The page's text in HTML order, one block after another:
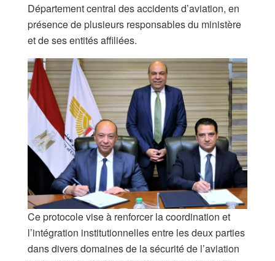
Département central des accidents d’aviation, en
présence de plusieurs responsables du ministère
et de ses entités affiliées.
Ce protocole vise à renforcer la coordination et
l’intégration institutionnelles entre les deux parties
dans divers domaines de la sécurité de l’aviation